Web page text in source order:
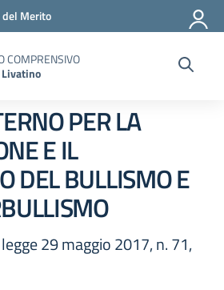
Merito
COMPRENSIVO
Livatino
PER LA
E IL
DEL BULLISMO E
29 maggio 2017, n. 71,